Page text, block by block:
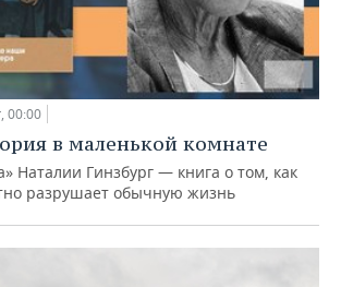
00:00
в маленькой комнате
Наталии Гинзбург — книга о том, как
разрушает обычную жизнь